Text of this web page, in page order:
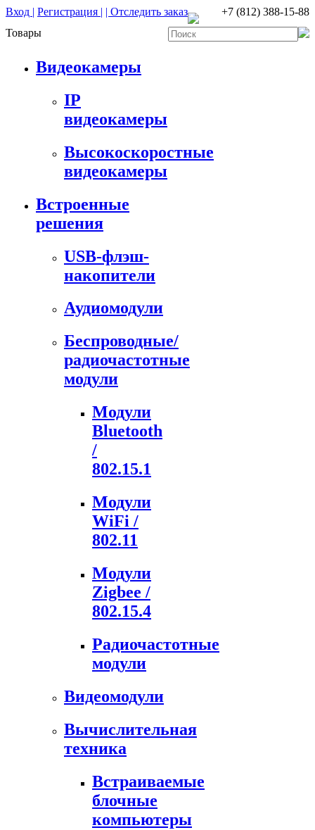
Вход | Регистрация | | Отследить заказ
+7 (812) 388-15-88
Товары
Видеокамеры
IP
видеокамеры
Высокоскоростные
видеокамеры
Встроенные
решения
USB-флэш-
накопители
Аудиомодули
Беспроводные/
радиочастотные
модули
Модули
Bluetooth
/
802.15.1
Модули
WiFi /
802.11
Модули
Zigbee /
802.15.4
Радиочастотные
модули
Видеомодули
Вычислительная
техника
Встраиваемые
блочные
компьютеры